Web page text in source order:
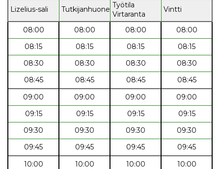
Lizelius-sali Tutkijanhuone Työtila
Virtaranta
Vintti
08:00 08:00 08:00
08:00
08:15
08:15 08:15
08:15
08:30
08:30 08:30
08:30
08:45
08:45 08:45
08:45
09:00
09:00 09:00
09:00
09:15
09:15 09:15
09:15
09:30
09:30 09:30
09:30
09:45
09:45 09:45
09:45
10:00
10:00 10:00
10:00